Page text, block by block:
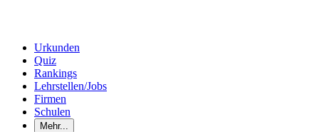
Urkunden
Quiz
Rankings
Lehrstellen/Jobs
Firmen
Schulen
Mehr...